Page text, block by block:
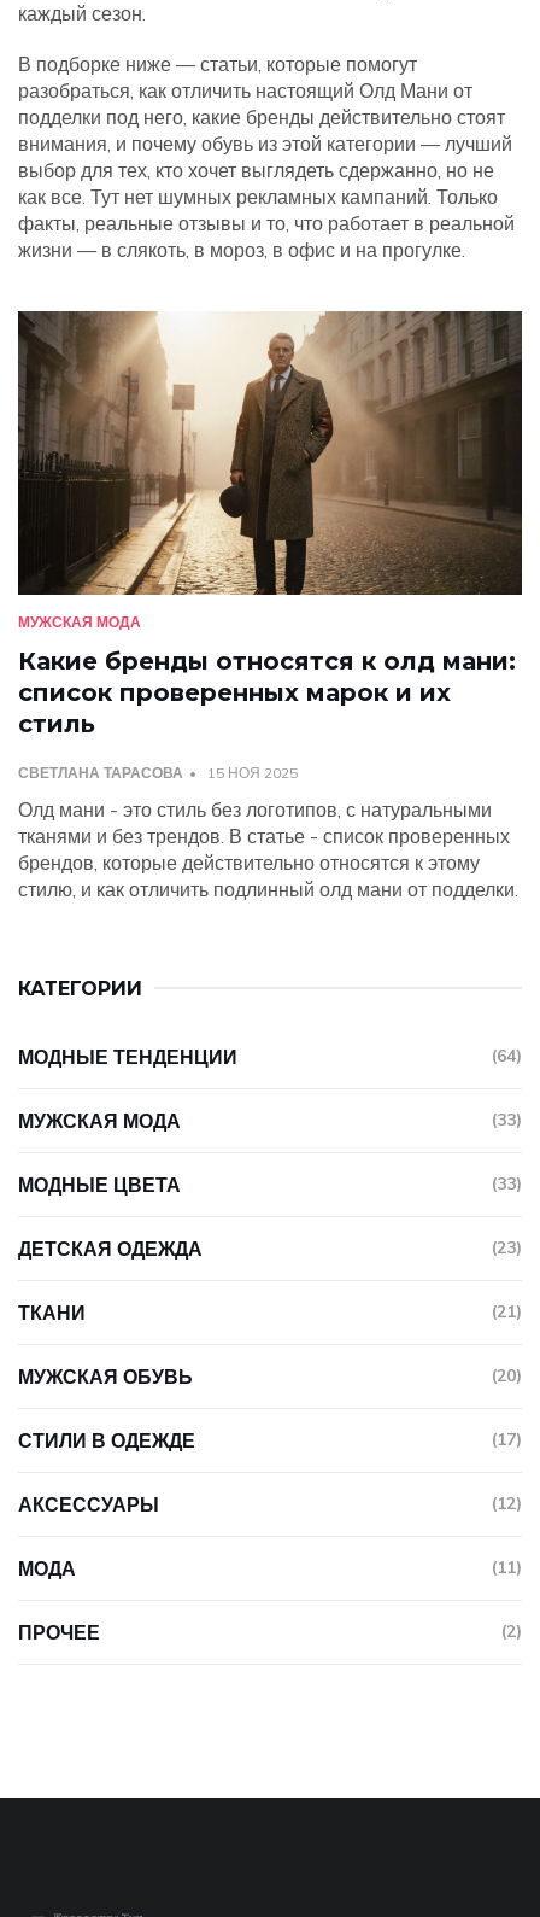
каждый сезон.
В подборке ниже — статьи, которые помогут
разобраться, как отличить настоящий Олд Мани от
подделки под него, какие бренды действительно стоят
внимания, и почему обувь из этой категории — лучший
выбор для тех, кто хочет выглядеть сдержанно, но не
как все. Тут нет шумных рекламных кампаний. Только
факты, реальные отзывы и то, что работает в реальной
жизни — в слякоть, в мороз, в офис и на прогулке.
МУЖСКАЯ МОДА
Какие бренды относятся к олд мани:
список проверенных марок и их
стиль
СВЕТЛАНА ТАРАСОВА 15 НОЯ 2025
Олд мани - это стиль без логотипов, с натуральными
тканями и без трендов. В статье - список проверенных
брендов, которые действительно относятся к этому
стилю, и как отличить подлинный олд мани от подделки.
КАТЕГОРИИ
МОДНЫЕ ТЕНДЕНЦИИ (64)
МУЖСКАЯ МОДА (33)
МОДНЫЕ ЦВЕТА (33)
ДЕТСКАЯ ОДЕЖДА (23)
ТКАНИ (21)
МУЖСКАЯ ОБУВЬ (20)
СТИЛИ В ОДЕЖДЕ (17)
АКСЕССУАРЫ (12)
МОДА (11)
ПРОЧЕЕ (2)